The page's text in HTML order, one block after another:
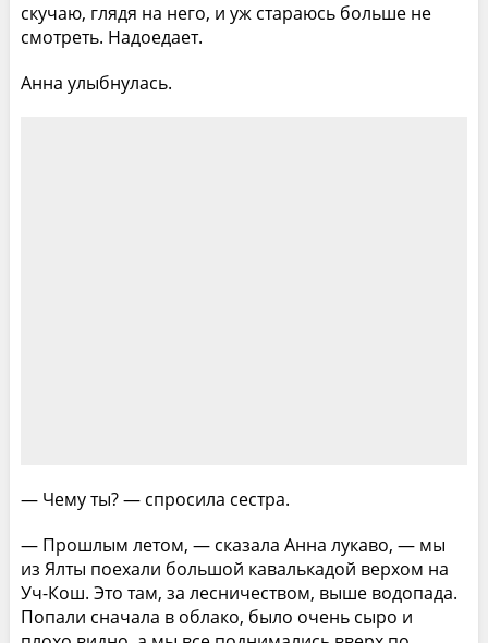
скучаю, глядя на него, и уж стараюсь больше не
смотреть. Надоедает.
Анна улыбнулась.
— Чему ты? — спросила сестра.
— Прошлым летом, — сказала Анна лукаво, — мы
из Ялты поехали большой кавалькадой верхом на
Уч-Кош. Это там, за лесничеством, выше водопада.
Попали сначала в облако, было очень сыро и